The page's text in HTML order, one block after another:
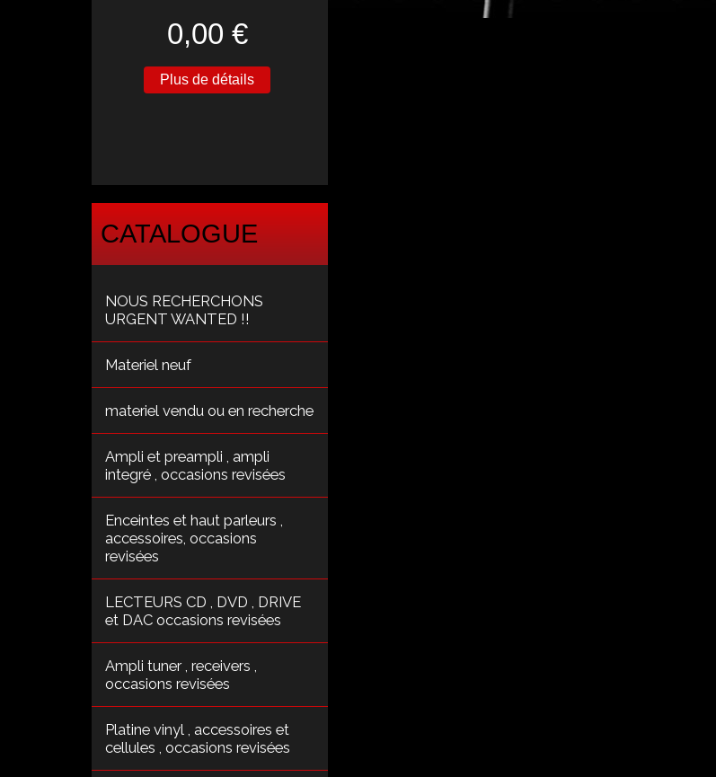
0,00 €
Plus de détails
CATALOGUE
NOUS RECHERCHONS
URGENT WANTED !!
Materiel neuf
materiel vendu ou en recherche
Ampli et preampli , ampli
integré , occasions revisées
Enceintes et haut parleurs ,
accessoires, occasions
revisées
LECTEURS CD , DVD , DRIVE
et DAC occasions revisées
Ampli tuner , receivers ,
occasions revisées
Platine vinyl , accessoires et
cellules , occasions revisées